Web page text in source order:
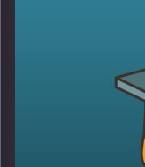
בביה"ס הארי
תכנון
במיוחד
יהודית",